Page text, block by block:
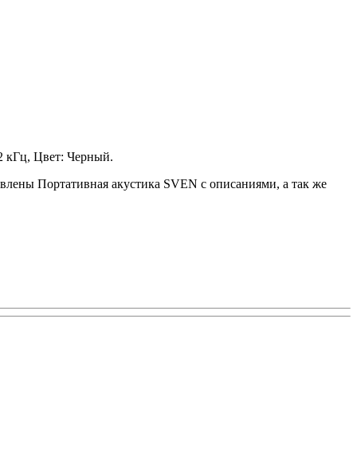
кГц, Цвет: Черный.
Портативная акустика SVEN с описаниями, а так же